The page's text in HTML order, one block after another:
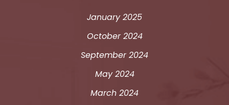
January 2025
October 2024
September 2024
May 2024
March 2024